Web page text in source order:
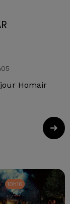
Homair
10h16
10h16